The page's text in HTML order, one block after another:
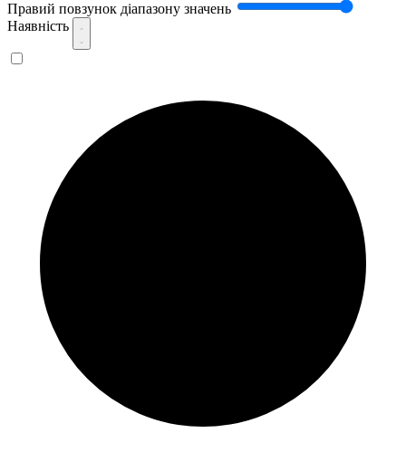
Правий повзунок діапазону значень
Наявність